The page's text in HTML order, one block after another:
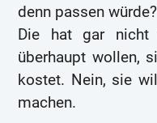
denn passen würde?
Die hat gar
überhaupt wollen,
kostet. Nein, sie
machen.